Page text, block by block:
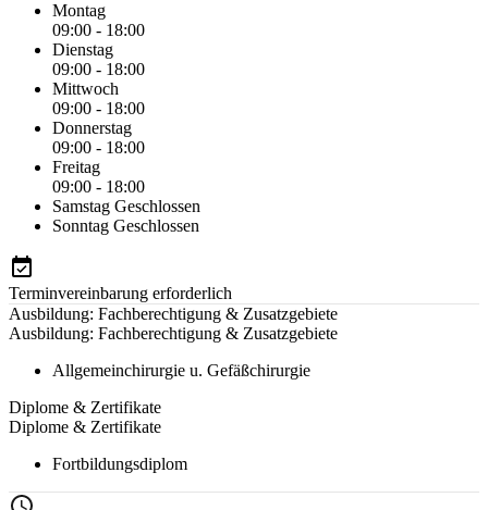
Montag
09:00 - 18:00
Dienstag
09:00 - 18:00
Mittwoch
09:00 - 18:00
Donnerstag
09:00 - 18:00
Freitag
09:00 - 18:00
Samstag Geschlossen
Sonntag Geschlossen
Terminvereinbarung erforderlich
Ausbildung: Fachberechtigung & Zusatzgebiete
Ausbildung: Fachberechtigung & Zusatzgebiete
Allgemeinchirurgie u. Gefäßchirurgie
Diplome & Zertifikate
Diplome & Zertifikate
Fortbildungsdiplom